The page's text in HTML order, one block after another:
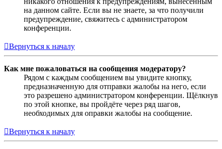
на данном сайте. Если вы не знаете, за что получили
предупреждение, свяжитесь с администратором
конференции.
Вернуться к началу
Как мне пожаловаться на сообщения модератору?
Рядом с каждым сообщением вы увидите кнопку,
предназначенную для отправки жалобы на него, если
это разрешено администратором конференции. Щёлкнув
по этой кнопке, вы пройдёте через ряд шагов,
необходимых для оправки жалобы на сообщение.
Вернуться к началу